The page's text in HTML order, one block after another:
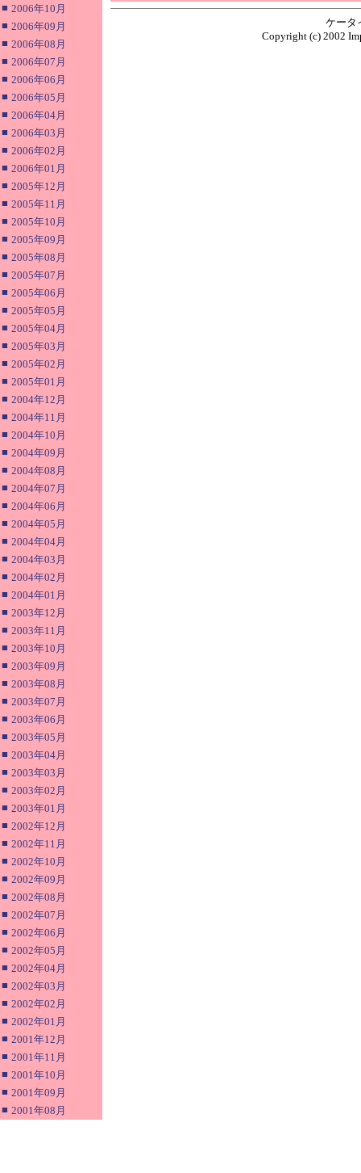
■ 2006年10月
■ 2006年09月
■ 2006年08月
■ 2006年07月
■ 2006年06月
■ 2006年05月
■ 2006年04月
■ 2006年03月
■ 2006年02月
■ 2006年01月
■ 2005年12月
■ 2005年11月
■ 2005年10月
■ 2005年09月
■ 2005年08月
■ 2005年07月
■ 2005年06月
■ 2005年05月
■ 2005年04月
■ 2005年03月
■ 2005年02月
■ 2005年01月
■ 2004年12月
■ 2004年11月
■ 2004年10月
■ 2004年09月
■ 2004年08月
■ 2004年07月
■ 2004年06月
■ 2004年05月
■ 2004年04月
■ 2004年03月
■ 2004年02月
■ 2004年01月
■ 2003年12月
■ 2003年11月
■ 2003年10月
■ 2003年09月
■ 2003年08月
■ 2003年07月
■ 2003年06月
■ 2003年05月
■ 2003年04月
■ 2003年03月
■ 2003年02月
■ 2003年01月
■ 2002年12月
■ 2002年11月
■ 2002年10月
■ 2002年09月
■ 2002年08月
■ 2002年07月
■ 2002年06月
■ 2002年05月
■ 2002年04月
■ 2002年03月
■ 2002年02月
■ 2002年01月
■ 2001年12月
■ 2001年11月
■ 2001年10月
■ 2001年09月
■ 2001年08月
ケー
Copyright (c) 2002